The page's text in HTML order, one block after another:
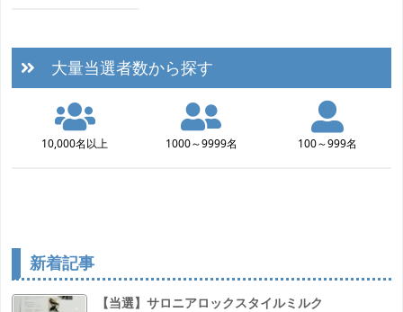
大量当選者数から探す
10,000名以上 1000～9999名 100～999名
新着記事
【当選】サロニアロックスタイルミルク